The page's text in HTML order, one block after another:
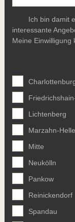
Ich bin damit
interessante
Meine Einwilligung
Lichtenberg
Marzahn-
Mitte
Neukölln
Pankow
Reinickendorf
Spandau